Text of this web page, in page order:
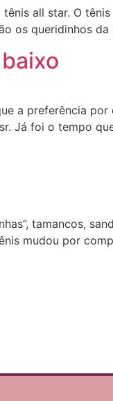
all star. O
os queridinhos
a preferência
Já foi o tempo
tamancos,
mudou por